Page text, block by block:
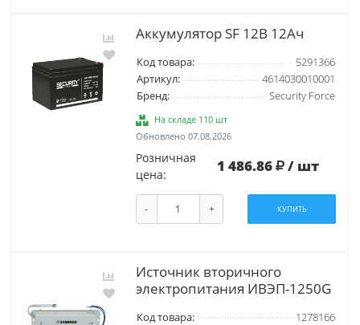
Аккумулятор SF 12В 12Ач
Код товара:
5291366
Артикул:
4614030010001
Бренд:
Security Force
На складе 110 шт
Обновлено 07.08.2026
Розничная
цена:
1 486.86 / шт
- + КУПИТЬ
Источник вторичного
электропитания ИВЭП-1250G
Код товара:
1278166